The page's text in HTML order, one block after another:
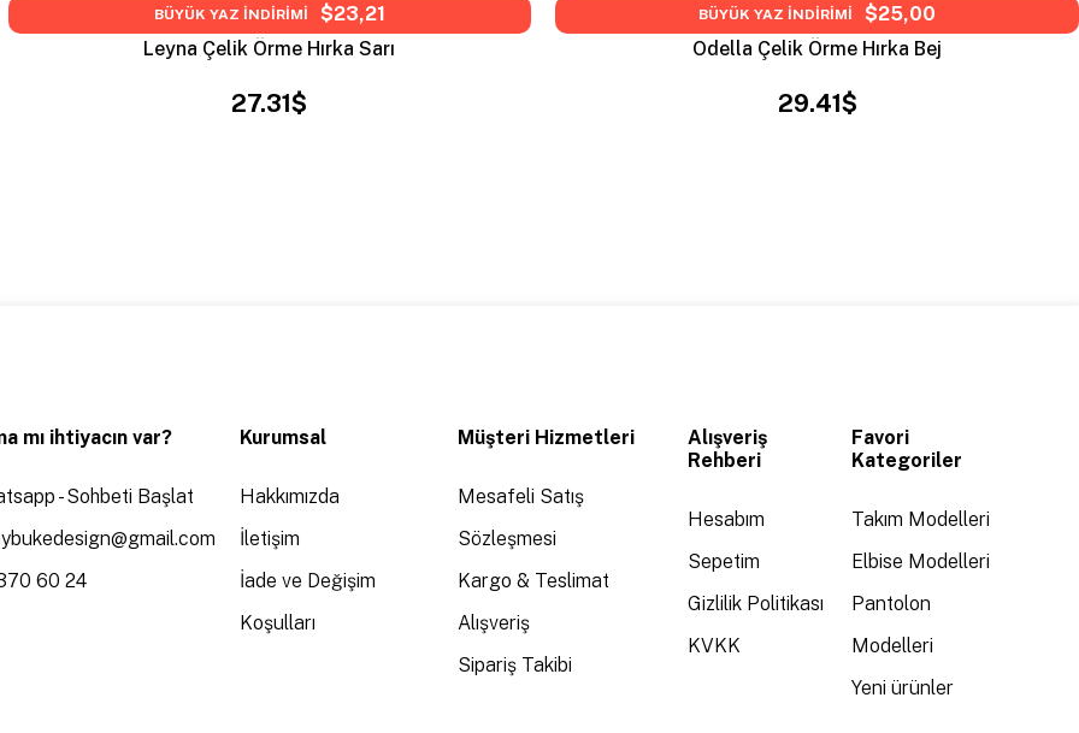
Leyna Çelik Örme Hırka Sarı
27.31$
BÜYÜK YAZ İNDİRİMİ
$23,21
Odella Çelik Örme Hırka Bej
29.41$
BÜYÜK YAZ İNDİRİMİ $25,00
mı ihtiyacın var?
- Sohbeti Başlat
60 24
Kurumsal
Hakkımızda
İletişim
İade ve Değişim
Koşulları
Müşteri Hizmetleri
Mesafeli Satış
Sözleşmesi
Kargo & Teslimat
Alışveriş
Sipariş Takibi
Alışveriş
Rehberi
Hesabım
Sepetim
Gizlilik Politikası
KVKK
Favori
Kategoriler
Takım Modelleri
Elbise Modelleri
Pantolon
Modelleri
Yeni ürünler